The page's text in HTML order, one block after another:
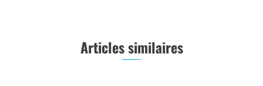
Articles similaires